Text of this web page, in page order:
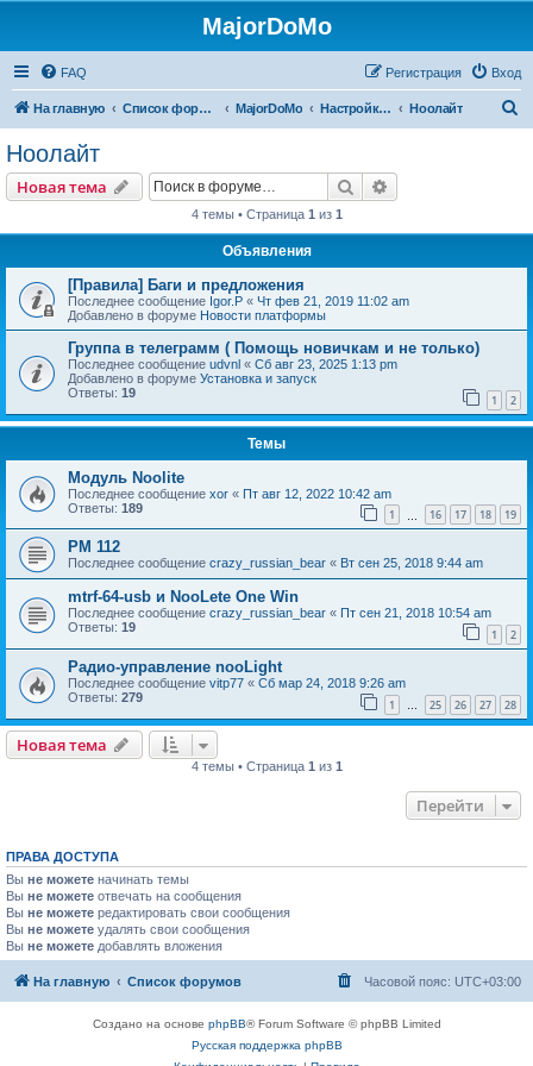
MajorDoMo
FAQ Вход
Регистрация
На главную Список форумов MajorDoMo Настройка и программирование Ноолайт
Ноолайт
Новая тема Поиск
4 темы • Страница 1 из 1
Объявления
[Правила] Баги и предложения
Последнее сообщение Igor.P « Чт фев 21, 2019 11:02 am
Добавлено в форуме Новости платформы
Группа в телеграмм ( Помощь новичкам и не только)
Последнее сообщение udvnl « Сб авг 23, 2025 1:13 pm
Добавлено в форуме Установка и запуск
Ответы: 19 1 2
Темы
Модуль Noolite
Последнее сообщение xor « Пт авг 12, 2022 10:42 am
Ответы: 189 1 16 17 18 19
PM 112
Последнее сообщение crazy_russian_bear « Вт сен 25, 2018 9:44 am
mtrf-64-usb и NooLete One Win
Последнее сообщение crazy_russian_bear « Пт сен 21, 2018 10:54 am
Ответы: 19 1 2
Радио-управление nooLight
Последнее сообщение vitp77 « Сб мар 24, 2018 9:26 am
Ответы: 279 1 … 25 26 27 28
Новая тема
4 темы • Страница 1 из 1
Перейти
ПРАВА ДОСТУПА
Вы не можете начинать темы
Вы не можете отвечать на сообщения
Вы не можете редактировать свои сообщения
Вы не можете удалять свои сообщения
Вы не можете добавлять вложения
На главную Список форумов Часовой пояс: UTC+03:00
Создано на основе phpBB® Forum Software © phpBB Limited
Русская поддержка phpBB